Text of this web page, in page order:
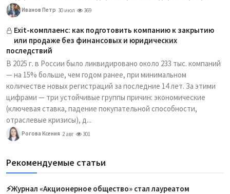
Иванов Петр 30 июл 369
Exit-комплаенс: как подготовить компанию к закрытию
или продаже без финансовых и юридических
последствий
В 2025 г. в России было ликвидировано около 233 тыс. компаний
— на 15% больше, чем годом ранее, при минимальном
количестве новых регистраций за последние 14 лет. За этими
цифрами — три устойчивые группы причин: экономические
(ключевая ставка, падение покупательной способности,
отраслевые кризисы), д...
Рогова Ксения 2 авг 301
Рекомендуемые статьи
⚡️Журнал «Акционерное общество» стал лауреатом